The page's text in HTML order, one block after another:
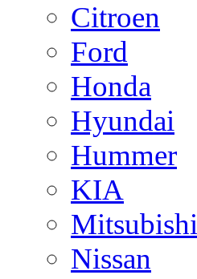
Citroen
Ford
Honda
Hyundai
Hummer
KIA
Mitsubishi
Nissan